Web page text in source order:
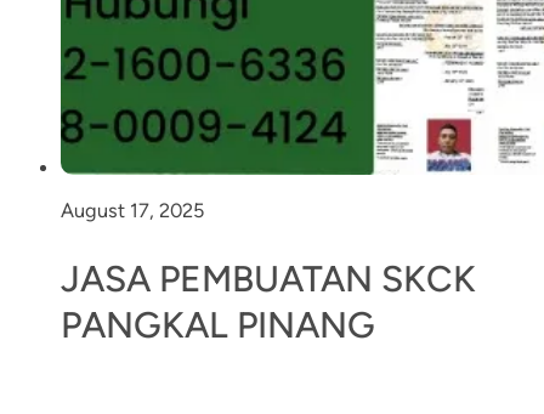
August 17, 2025
JASA PEMBUATAN SKCK
PANGKAL PINANG